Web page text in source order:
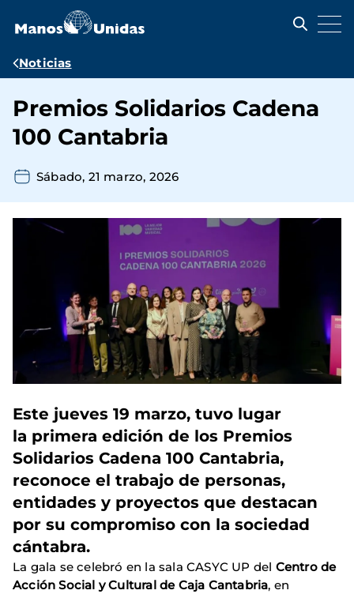
contenido
Ruta
navegación
Noticias
Premios Solidarios Cadena
100 Cantabria
Sábado, 21 marzo, 2026
Este jueves 19 marzo, tuvo lugar
la primera edición de los Premios
Solidarios Cadena 100 Cantabria,
reconoce el trabajo de personas,
entidades y proyectos que destacan
por su compromiso con la sociedad
cántabra.
La gala se celebró en la sala CASYC UP del Centro de
Acción Social y Cultural de Caja Cantabria, en